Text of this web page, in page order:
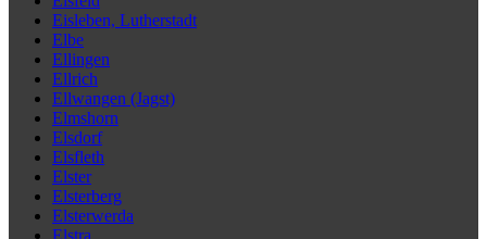
Eisleben, Lutherstadt
Elbe
Ellingen
Ellrich
Ellwangen (Jagst)
Elmshorn
Elsdorf
Elsfleth
Elster
Elsterberg
Elsterwerda